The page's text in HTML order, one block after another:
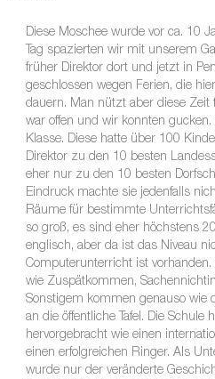
Diese Moschee wurde vor ca. 10
Tag spazierten wir mit unserem
früher Direktor dort und jetzt in
geschlossen wegen Ferien, die
dauern. Man nützt aber diese Zeit
war offen und wir konnten
Klasse. Diese hatte über 100
Direktor zu den 10 besten
eher nur zu den 10 besten
Eindruck machte sie jedenfalls
Räume für bestimmte
so groß, es sind eher höchstens
englisch, aber da ist das Niveau
Computerunterricht ist
wie Zuspätkommen,
Sonstigem kommen genauso wie
an die öffentliche Tafel. Die Schule
hervorgebracht wie einen
einen erfolgreichen Ringer. Als
wurde nur der veränderte